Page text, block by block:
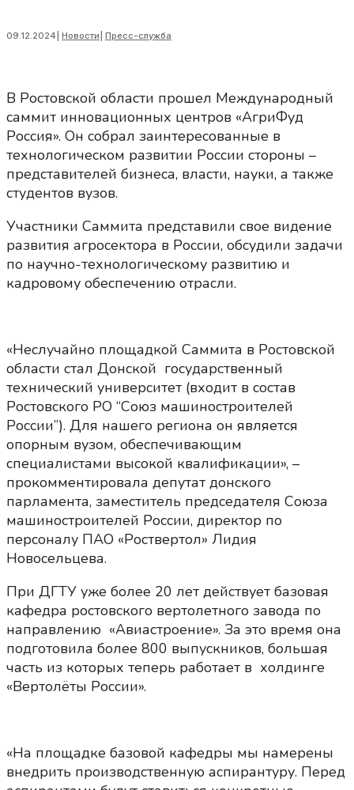
09.12.2024 Новости Пресс-служба
В Ростовской области прошел Международный
саммит инновационных центров «АгриФуд
Россия». Он собрал заинтересованные в
технологическом развитии России стороны –
представителей бизнеса, власти, науки, а также
студентов вузов.
Участники Саммита представили свое видение
развития агросектора в России, обсудили задачи
по научно-технологическому развитию и
кадровому обеспечению отрасли.
«Неслучайно площадкой Саммита в Ростовской
области стал Донской государственный
технический университет (входит в состав
Ростовского РО “Союз машиностроителей
России”). Для нашего региона он является
опорным вузом, обеспечивающим
специалистами высокой квалификации», –
прокомментировала депутат донского
парламента, заместитель председателя Союза
машиностроителей России, директор по
персоналу ПАО «Роствертол» Лидия
Новосельцева.
При ДГТУ уже более 20 лет действует базовая
кафедра ростовского вертолетного завода по
направлению «Авиастроение». За это время она
подготовила более 800 выпускников, большая
часть из которых теперь работает в холдинге
«Вертолёты России».
«На площадке базовой кафедры мы намерены
внедрить производственную аспирантуру. Перед